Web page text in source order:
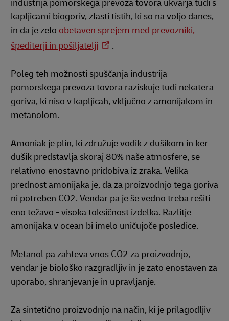
industrija pomorskega prevoza tovora ukvarja tudi s
kapljicami biogoriv, zlasti tistih, ki so na voljo danes,
in da je zelo obetaven sprejem med prevozniki,
špediterji in pošiljatelji
.
Poleg teh možnosti spuščanja industrija
pomorskega prevoza tovora raziskuje tudi nekatera
goriva, ki niso v kapljicah, vključno z amonijakom in
metanolom.
Amoniak je plin, ki združuje vodik z dušikom in ker
dušik predstavlja skoraj 80% naše atmosfere, se
relativno enostavno pridobiva iz zraka. Velika
prednost amonijaka je, da za proizvodnjo tega goriva
ni potreben CO2. Vendar pa je še vedno treba rešiti
eno težavo - visoka toksičnost izdelka. Razlitje
amonijaka v ocean bi imelo uničujoče posledice.
Metanol pa zahteva vnos CO2 za proizvodnjo,
vendar je biološko razgradljiv in je zato enostaven za
uporabo, shranjevanje in upravljanje.
Za sintetično proizvodnjo na način, ki je prilagodljiv